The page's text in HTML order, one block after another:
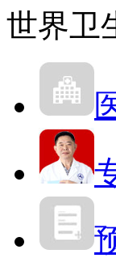
世界卫